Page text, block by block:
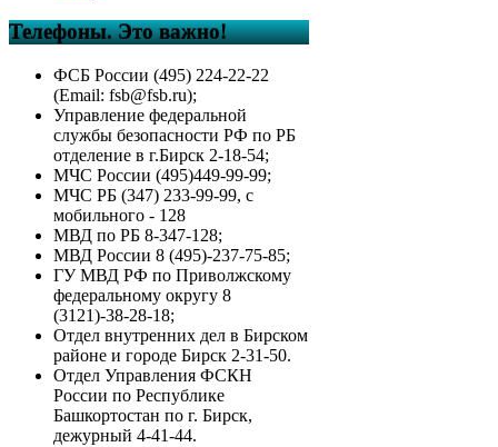
Телефоны. Это важно!
ФСБ России (495) 224-22-22
(Email: fsb@fsb.ru);
Управление федеральной
службы безопасности РФ по РБ
отделение в г.Бирск 2-18-54;
МЧС России (495)449-99-99;
МЧС РБ (347) 233-99-99, с
мобильного - 128
МВД по РБ 8-347-128;
МВД России 8 (495)-237-75-85;
ГУ МВД РФ по Приволжскому
федеральному округу 8
(3121)-38-28-18;
Отдел внутренних дел в Бирском
районе и городе Бирск 2-31-50.
Отдел Управления ФСКН
России по Республике
Башкортостан по г. Бирск,
дежурный 4-41-44.